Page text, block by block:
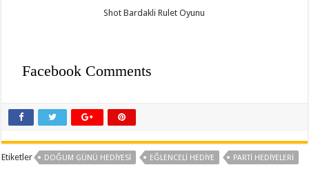
Shot Bardakli Rulet Oyunu
Facebook Comments
Etiketler DOĞUM GÜNÜ HEDIYESI EĞLENCELI HEDIYE PARTI HEDIYELERI